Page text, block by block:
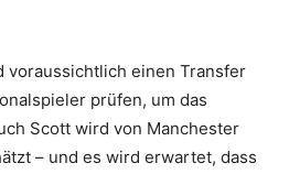
voraussichtlich einen Transfer
prüfen, um das
Scott wird von Manchester
– und es wird erwartet, dass